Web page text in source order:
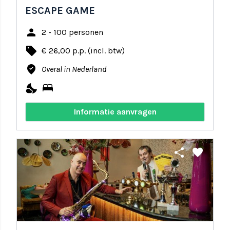
ESCAPE GAME
person 2 - 100 personen
local_offer € 26,00 p.p. (incl. btw)
where_to_vote Overal in Nederland
nights_stay bed
Informatie aanvragen
share favorite